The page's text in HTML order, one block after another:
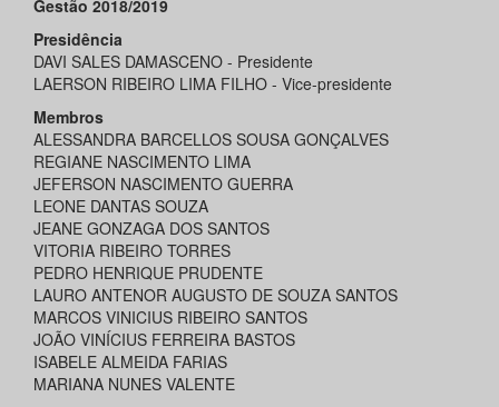
Gestão 2018/2019
Presidência
DAVI SALES DAMASCENO - Presidente
LAERSON RIBEIRO LIMA FILHO - Vice-presidente
Membros
ALESSANDRA BARCELLOS SOUSA GONÇALVES
REGIANE NASCIMENTO LIMA
JEFERSON NASCIMENTO GUERRA
LEONE DANTAS SOUZA
JEANE GONZAGA DOS SANTOS
VITORIA RIBEIRO TORRES
PEDRO HENRIQUE PRUDENTE
LAURO ANTENOR AUGUSTO DE SOUZA SANTOS
MARCOS VINICIUS RIBEIRO SANTOS
JOÃO VINÍCIUS FERREIRA BASTOS
ISABELE ALMEIDA FARIAS
MARIANA NUNES VALENTE